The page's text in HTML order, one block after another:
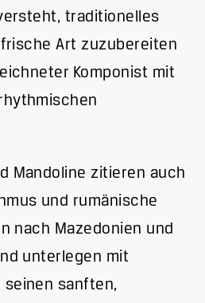
traditionelles
Art zuzubereiten
Komponist mit
Mandoline zitieren auch
und rumänische
nach Mazedonien und
unterlegen mit
seinen sanften,